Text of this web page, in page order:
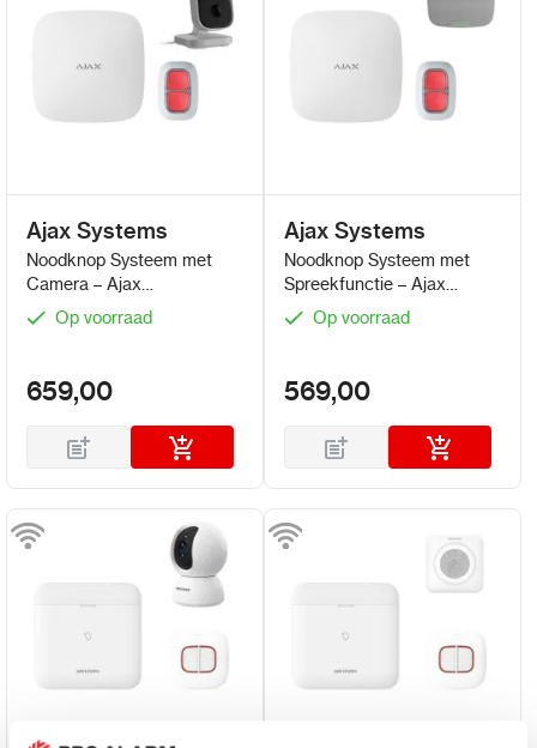
Ajax Systems
Noodknop Systeem met
Camera – Ajax
DoubleButton + Hub 2 (4G)
+ IndoorCam
Op voorraad
659,00
Ajax Systems
Noodknop Systeem met
Spreekfunctie – Ajax
DoubleButton + Hub 2 (4G)
+ SpeakerPhone
Op voorraad
569,00